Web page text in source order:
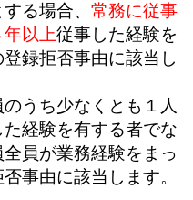
る場合、 常務に従事
年以上従事した経験を
録拒否事由に該当し
うち少なくとも１人
経験を有する者でな
員が業務経験をまっ
事由に該当します。